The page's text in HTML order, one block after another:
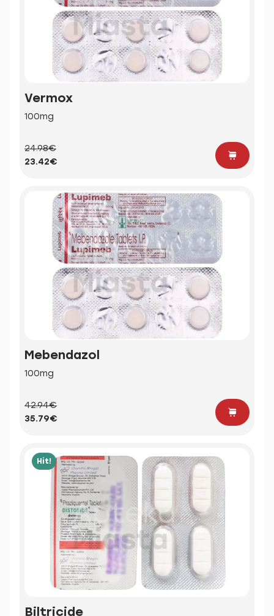
Vermox
100mg
24.98€
23.42€
Mebendazol
100mg
42.94€
35.79€
Hit!
Biltricide